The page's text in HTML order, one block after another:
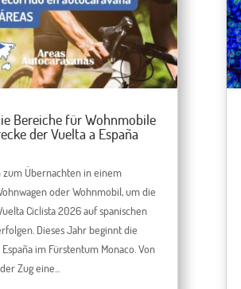
Bereiche für Wohnmobile
der Vuelta a España
zum Übernachten in einem
oder Wohnmobil, um die
Ciclista 2026 auf spanischen
Dieses Jahr beginnt die
im Fürstentum Monaco. Von
Zug eine...